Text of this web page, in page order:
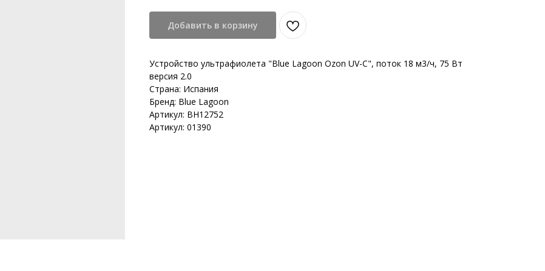
Добавить в корзину
Устройство ультрафиолета "Blue Lagoon Ozon UV-C", поток 18 м3/ч, 75 Вт
версия 2.0
Страна: Испания
Бренд: Blue Lagoon
Артикул: BH12752
Артикул: 01390